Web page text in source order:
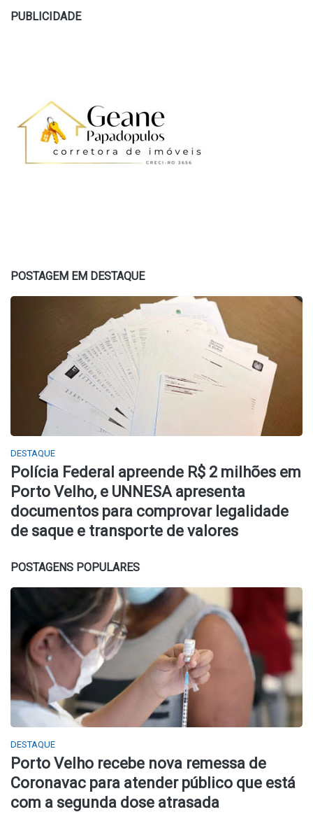
PUBLICIDADE
POSTAGEM EM DESTAQUE
DESTAQUE
Polícia Federal apreende R$ 2 milhões em
Porto Velho, e UNNESA apresenta
documentos para comprovar legalidade
de saque e transporte de valores
POSTAGENS POPULARES
DESTAQUE
Porto Velho recebe nova remessa de
Coronavac para atender público que está
com a segunda dose atrasada